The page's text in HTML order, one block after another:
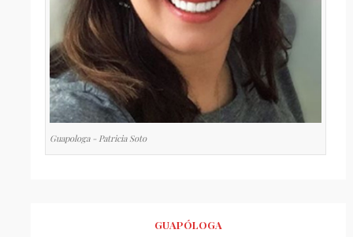
Guapologa - Patricia Soto
GUAPÓLOGA